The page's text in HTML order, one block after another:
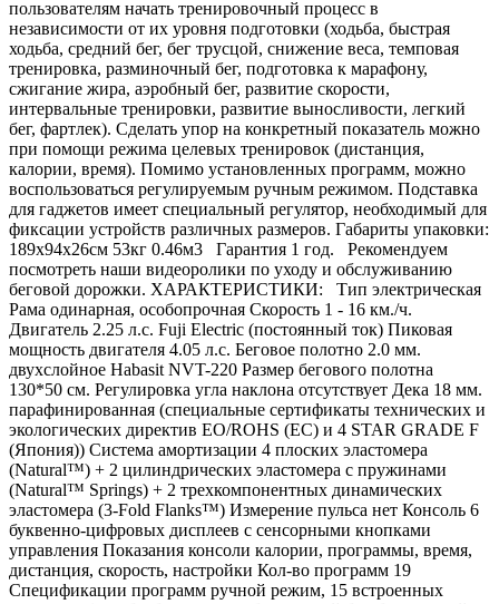
пользователям начать тренировочный процесс в
независимости от их уровня подготовки (ходьба, быстрая
ходьба, средний бег, бег трусцой, снижение веса, темповая
тренировка, разминочный бег, подготовка к марафону,
сжигание жира, аэробный бег, развитие скорости,
интервальные тренировки, развитие выносливости, легкий
бег, фартлек). Сделать упор на конкретный показатель можно
при помощи режима целевых тренировок (дистанция,
калории, время). Помимо установленных программ, можно
воспользоваться регулируемым ручным режимом. Подставка
для гаджетов имеет специальный регулятор, необходимый для
фиксации устройств различных размеров. Габариты упаковки:
189х94х26см 53кг 0.46м3 Гарантия 1 год. Рекомендуем
посмотреть наши видеоролики по уходу и обслуживанию
беговой дорожки. ХАРАКТЕРИСТИКИ: Тип электрическая
Рама одинарная, особопрочная Скорость 1 - 16 км./ч.
Двигатель 2.25 л.с. Fuji Electric (постоянный ток) Пиковая
мощность двигателя 4.05 л.с. Беговое полотно 2.0 мм.
двухслойное Habasit NVT-220 Размер бегового полотна
130*50 см. Регулировка угла наклона отсутствует Дека 18 мм.
парафинированная (специальные сертификаты технических и
экологических директив EO/ROHS (ЕС) и 4 STAR GRADE F
(Япония)) Система амортизации 4 плоских эластомера
(Natural™) + 2 цилиндрических эластомера с пружинами
(Natural™ Springs) + 2 трехкомпонентных динамических
эластомера (3-Fold Flanks™) Измерение пульса нет Консоль 6
буквенно-цифровых дисплеев с сенсорными кнопками
управления Показания консоли калории, программы, время,
дистанция, скорость, настройки Кол-во программ 19
Спецификации программ ручной режим, 15 встроенных